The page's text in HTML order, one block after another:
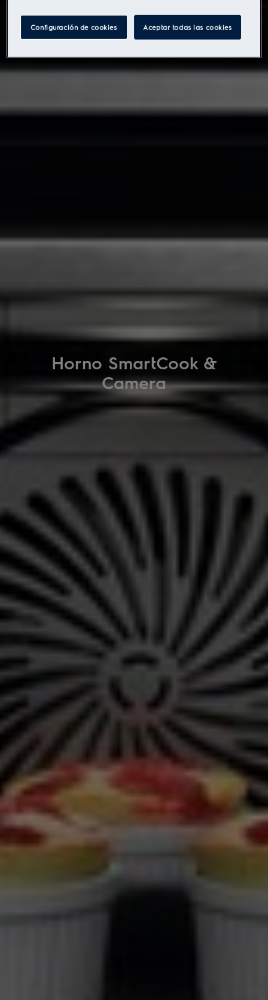
Horno SmartCook &
Camera
Configuración de cookies Aceptar todas las cookies